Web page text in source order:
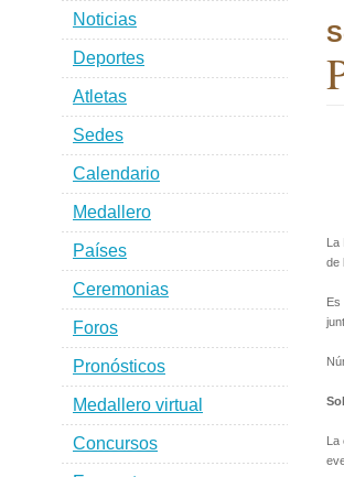
La
de
Es
La
Noticias
Deportes
Atletas
Sedes
Calendario
Medallero
Países
Ceremonias
Foros
Pronósticos
Medallero virtual
Concursos